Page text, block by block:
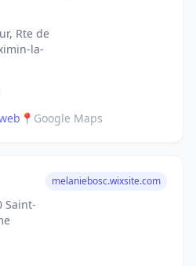
Rte de
la-
📍 Google Maps
Saint-
melaniebosc.wixsite.com